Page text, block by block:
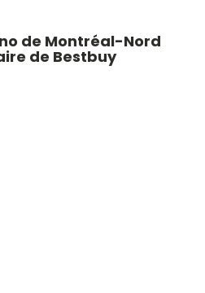
de Montréal-Nord
de Bestbuy